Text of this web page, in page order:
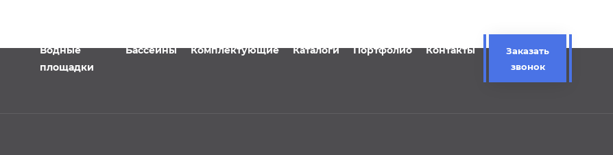
Водные
площадки
Бассейны Комплектующие Каталоги Портфолио Контакты
Заказать
звонок